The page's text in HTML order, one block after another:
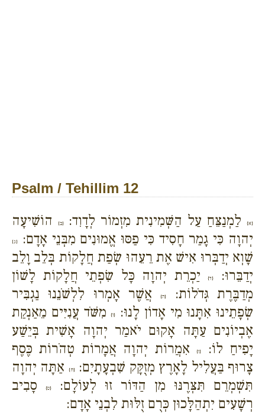
Psalm / Tehillim 12
{א}לַמְנַצֵּחַ עַל הַשְּׁמִינִית מִזְמוֹר לְדָוִד:{ב}
הוֹשִׁיעָה
יְהוָה כִּי גָמַר חָסִיד כִּי פַסּוּ אֱמוּנִים מִבְּנֵי אָדָם:
{ג}
שָׁוְא יְדַבְּרוּ אִישׁ אֶת רֵעֵהוּ שְׂפַת חֲלָקוֹת בְּלֵב וָלֵב
יְדַבֵּרוּ:
{ד}יַכְרֵת יְהוָה כָּל שִׂפְתֵי חֲלָקוֹת לָשׁוֹן
מְדַבֶּרֶת גְּדֹלוֹת:
{ה}אֲשֶׁר אָמְרוּ לִלְשֹׁנֵנוּ נַגְבִּיר
שְׂפָתֵינוּ אִתָּנוּ מִי אָדוֹן לָנוּ:
{ו}מִשֹּׁד עֲנִיִּים מֵאַנְקַת
אֶבְיוֹנִים עַתָּה אָקוּם יֹאמַר יְהוָה אָשִׁית בְּיֵשַׁע
יָפִיחַ לוֹ:
{ז}אִמֲרוֹת יְהוָה אֲמָרוֹת טְהֹרוֹת כֶּסֶף
צָרוּף בַּעֲלִיל לָאָרֶץ מְזֻקָּק שִׁבְעָתָיִם:{ח}
אַתָּה יְהוָה
תִּשְׁמְרֵם תִּצְּרֶנּוּ מִן הַדּוֹר זוּ לְעוֹלָם:
{ט}
סָבִיב
רְשָׁעִים יִתְהַלָּכוּן כְּרֻם זֻלּוּת לִבְנֵי אָדָם: